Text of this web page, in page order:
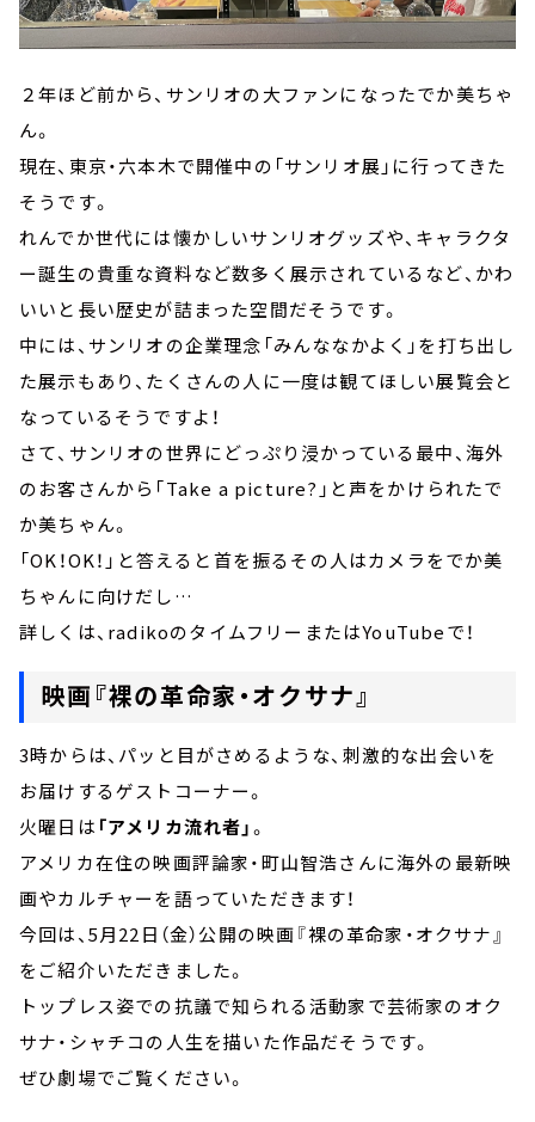
２年ほど前から、サンリオの大ファンになったでか美ちゃ
ん。
現在、東京・六本木で開催中の「サンリオ展」に行ってきた
そうです。
れんでか世代には懐かしいサンリオグッズや、キャラクタ
ー誕生の貴重な資料など数多く展示されているなど、かわ
いいと長い歴史が詰まった空間だそうです。
中には、サンリオの企業理念「みんななかよく」を打ち出し
た展示もあり、たくさんの人に一度は観てほしい展覧会と
なっているそうですよ！
さて、サンリオの世界にどっぷり浸かっている最中、海外
のお客さんから「Take a picture?」と声をかけられたで
か美ちゃん。
「OK！OK！」と答えると首を振るその人はカメラをでか美
ちゃんに向けだし…
詳しくは、radikoのタイムフリーまたはYouTubeで！
映画『裸の革命家・オクサナ』
3時からは、パッと目がさめるような、刺激的な出会いを
お届けするゲストコーナー。
火曜日は 「アメリカ流れ者」。
アメリカ在住の映画評論家・町山智浩さんに海外の最新映
画やカルチャーを語っていただきます！
今回は、5月22日（金）公開の映画『裸の革命家・オクサナ』
をご紹介いただきました。
トップレス姿での抗議で知られる活動家で芸術家のオク
サナ・シャチコの人生を描いた作品だそうです。
ぜひ劇場でご覧ください。